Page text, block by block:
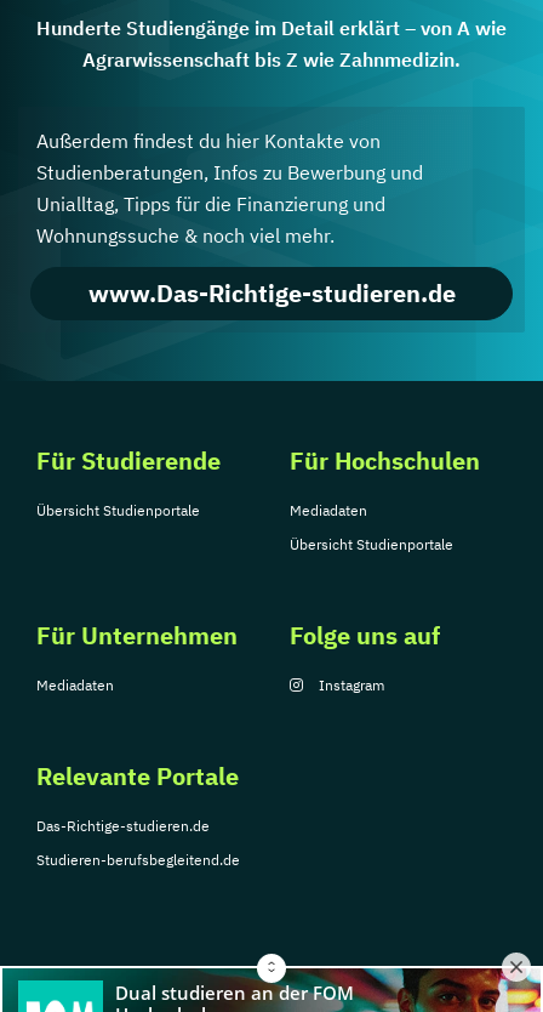
Hunderte Studiengänge im Detail erklärt – von A wie
Agrarwissenschaft bis Z wie Zahnmedizin.
Außerdem findest du hier Kontakte von
Studienberatungen, Infos zu Bewerbung und
Unialltag, Tipps für die Finanzierung und
Wohnungssuche & noch viel mehr.
www.Das-Richtige-studieren.de
Für Studierende
Übersicht Studienportale
Für Hochschulen
Mediadaten
Übersicht Studienportale
Für Unternehmen
Mediadaten
Relevante Portale
Das-Richtige-studieren.de
Studieren-berufsbegleitend.de
Folge uns auf
Instagram